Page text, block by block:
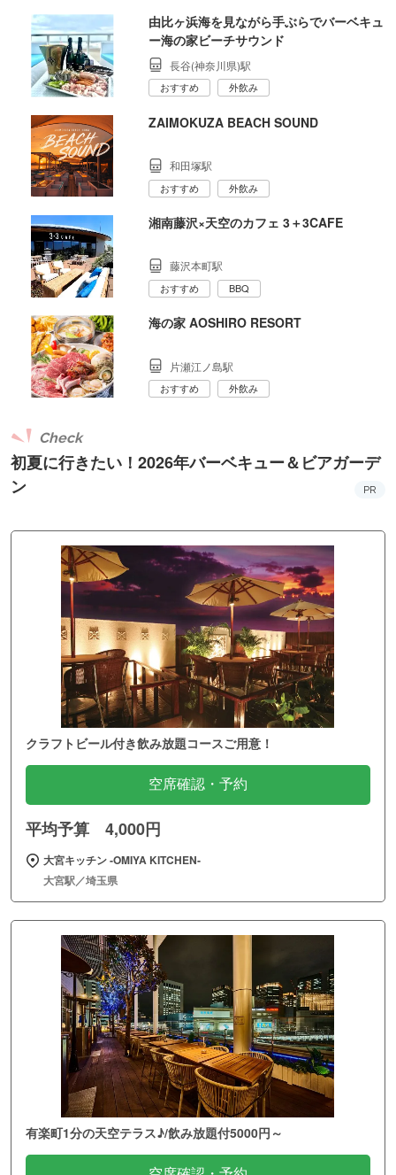
由比ヶ浜海を見ながら手ぶらでバーベキュ
ー海の家ビーチサウンド
長谷(神奈川県)駅
おすすめ 外飲み
ZAIMOKUZA BEACH SOUND
和田塚駅
おすすめ 外飲み
湘南藤沢×天空のカフェ 3＋3CAFE
藤沢本町駅
おすすめ BBQ
海の家 AOSHIRO RESORT
片瀬江ノ島駅
おすすめ 外飲み
初夏に行きたい！2026年バーベキュー＆ビアガーデ
ン
Check
PR
クラフトビール付き飲み放題コースご用意！
空席確認・予約
平均予算 4,000円
大宮キッチン ‐OMIYA KITCHEN‐
大宮駅／埼玉県
有楽町1分の天空テラス♪/飲み放題付5000円～